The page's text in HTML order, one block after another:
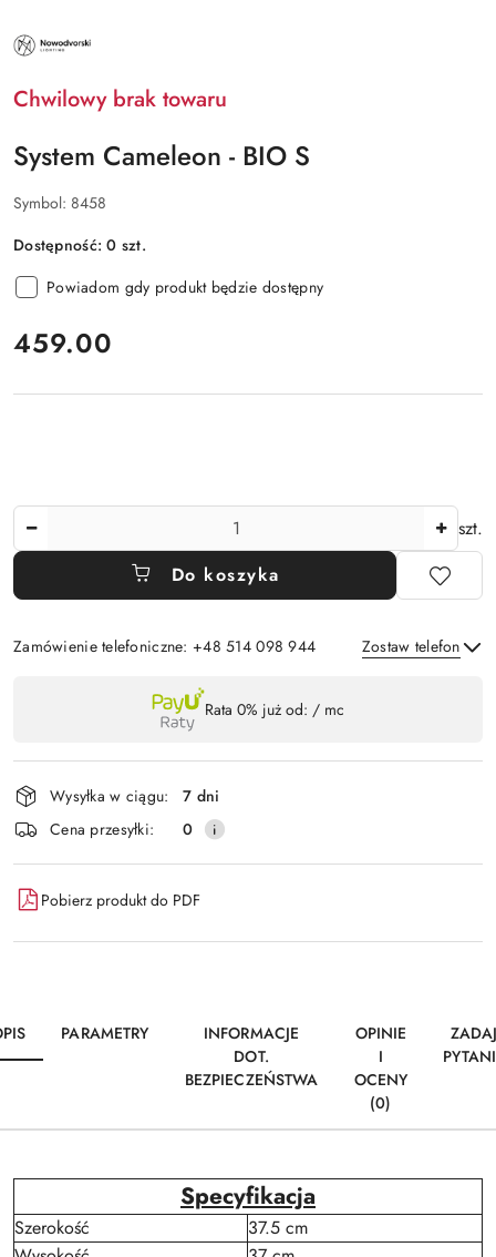
NAZWA
PRODUCENTA:
LIGHTING
Chwilowy brak towaru
System Cameleon - BIO S
Symbol: 8458
Dostępność:0 szt.
Powiadom gdy produkt będzie dostępny
cena:
459.00
szt.
Do koszyka
Zamówienie telefoniczne: +48 514 098 944 Zostaw telefon
płatność
i
dostawa
Rata 0% już od: / mc
Wysyłka w ciągu:
7 dni
Cena przesyłki:
0
Pobierz produkt do PDF
PARAMETRY
INFORMACJE
DOT.
BEZPIECZEŃSTWA
OPINIE
I
OCENY
(0)
Specyfikacja
Szerokość
37.5 cm